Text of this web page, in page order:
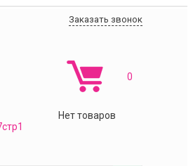
Заказать звонок
Нет товаров
0